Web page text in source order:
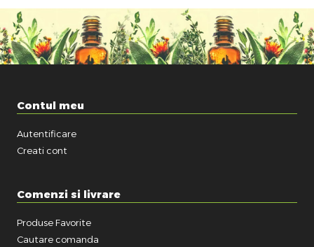
Contul meu
Autentificare
Creati cont
Comenzi si livrare
Produse Favorite
Cautare comanda